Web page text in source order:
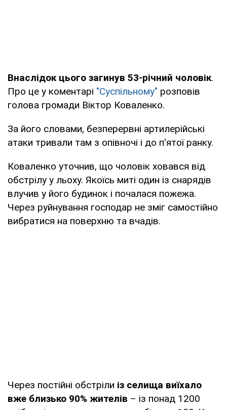
Внаслідок цього загинув 53-річний чоловік.
Про це у коментарі "Суспільному" розповів
голова громади Віктор Коваленко.
За його словами, безперервні артилерійські
атаки тривали там з опівночі і до п'ятої ранку.
Коваленко уточнив, що чоловік ховався від
обстрілу у льоху. Якоїсь миті один із снарядів
влучив у його будинок і почалася пожежа.
Через руйнування господар не зміг самостійно
вибратися на поверхню та вчадів.
Через постійні обстріли із селища виїхало
вже близько 90% жителів – із понад 1200